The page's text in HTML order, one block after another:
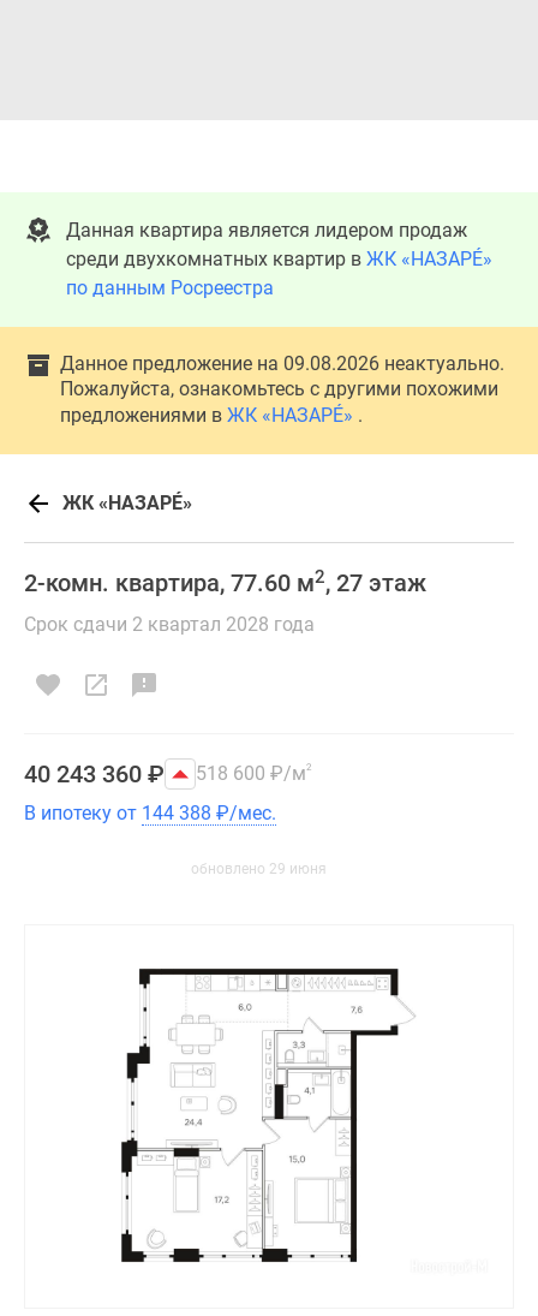
Данная квартира является лидером продаж
среди двухкомнатных квартир в ЖК «НАЗАРÉ»
по данным Росреестра
Данное предложение на 09.08.2026 неактуально.
Пожалуйста, ознакомьтесь с другими похожими
предложениями в ЖК «НАЗАРÉ» .
ЖК «НАЗАРÉ»
2-комн. квартира, 77.60 м2, 27 этаж
Срок сдачи 2 квартал 2028 года
40 243 360 ₽ 518 600 ₽/м2
В ипотеку от 144 388 ₽/мес.
обновлено 29 июня